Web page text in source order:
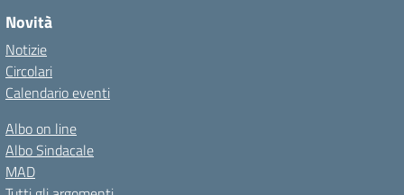
Novità
Notizie
Circolari
Calendario eventi
Albo on line
Albo Sindacale
MAD